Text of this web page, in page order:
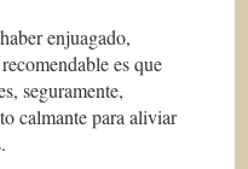
enjuagado,
es que
seguramente,
calmante para aliviar